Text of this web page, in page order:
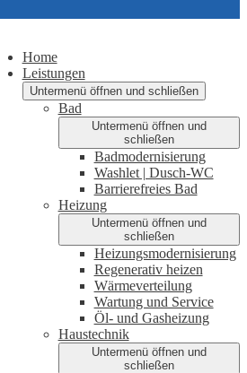
Home
Leistungen
Untermenü öffnen und schließen
Bad
Untermenü öffnen und
schließen
Badmodernisierung
Washlet | Dusch-WC
Barrierefreies Bad
Heizung
Untermenü öffnen und
schließen
Heizungsmodernisierung
Regenerativ heizen
Wärmeverteilung
Wartung und Service
Öl- und Gasheizung
Haustechnik
Untermenü öffnen und
schließen